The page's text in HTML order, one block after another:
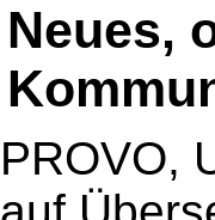
Neues,
PROVO,